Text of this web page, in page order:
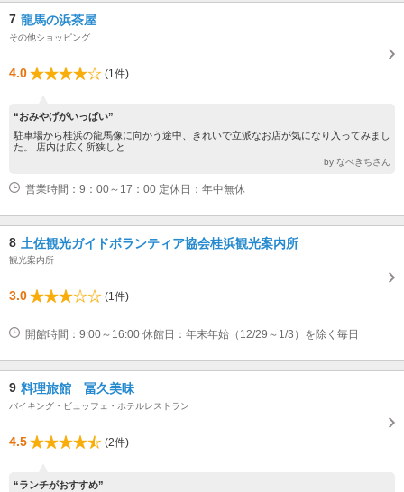
7 龍馬の浜茶屋
その他ショッピング
4.0 (1件)
“おみやげがいっぱい”
駐車場から桂浜の龍馬像に向かう途中、きれいで立派なお店が気になり入ってみまし
た。 店内は広く所狭しと...
by なべきちさん
営業時間：9：00～17：00 定休日：年中無休
8 土佐観光ガイドボランティア協会桂浜観光案内所
観光案内所
3.0 (1件)
開館時間：9:00～16:00 休館日：年末年始（12/29～1/3）を除く毎日
9 料理旅館 冨久美味
バイキング・ビュッフェ・ホテルレストラン
4.5 (2件)
“ランチがおすすめ”